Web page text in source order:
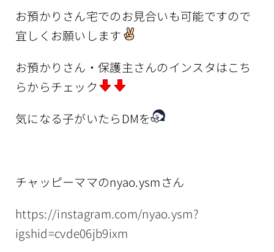
お預かりさん宅でのお見合いも可能ですので
宜しくお願いします
お預かりさん・保護主さんのインスタはこち
らからチェック
気になる子がいたらDMを
チャッピーママのnyao.ysmさん
https://instagram.com/nyao.ysm?
igshid=cvde06jb9ixm